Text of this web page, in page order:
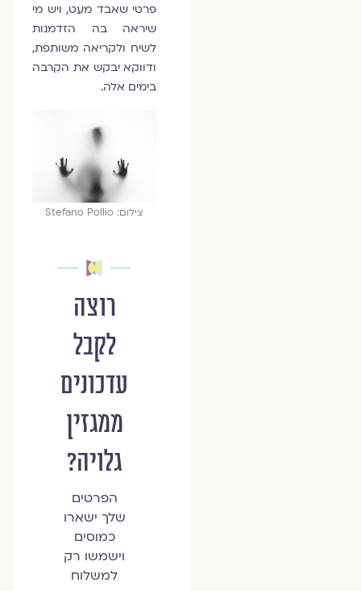
פרטי שאבד מעט, ויש מי
שיראה בה הזדמנות
לשיח ולקריאה משותפת,
ודווקא יבקש את הקִרבה
בימים אלה.
צילום: Stefano Pollio
רוצה
לקבל
עדכונים
ממגזין
גלויה?
הפרטים
שלך ישארו
כמוסים
וישמשו רק
למשלוח